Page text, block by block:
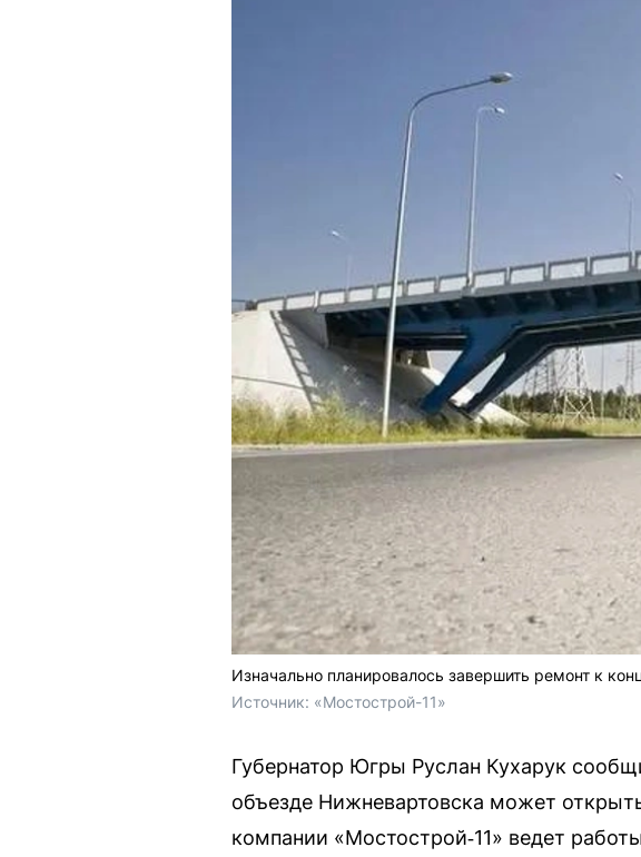
Изначально планировалось завершить ремонт к
Источник: «Мостострой-11»
Губернатор Югры Руслан Кухарук
объезде Нижневартовска может
компании «Мостострой‑11» ведет